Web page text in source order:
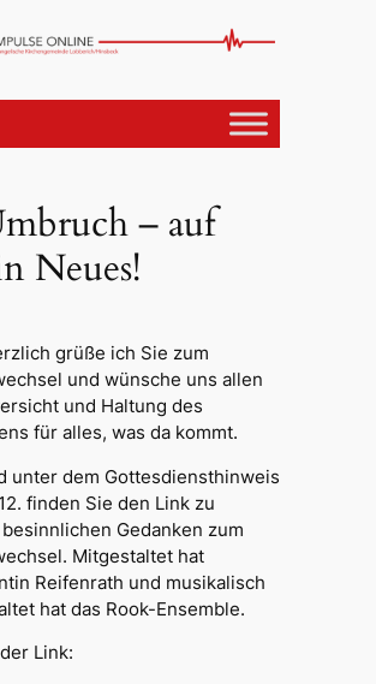
– auf
Neues!
grüße ich Sie zum
und wünsche uns allen
und Haltung des
für alles, was da kommt.
unter dem Gottesdiensthinweis
finden Sie den Link zu
Gedanken zum
Mitgestaltet hat
Reifenrath und musikalisch
hat das Rook-Ensemble.
Link: